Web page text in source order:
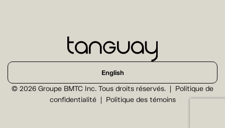
© 2026 Groupe BMTC Inc. Tous droits réservés.
Politique de
confidentialité
Politique des témoins
English